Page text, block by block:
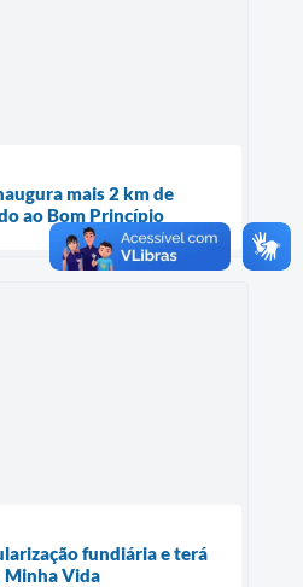
mais 2 km de
ao Bom Princípio
fundiária e terá
Minha Vida